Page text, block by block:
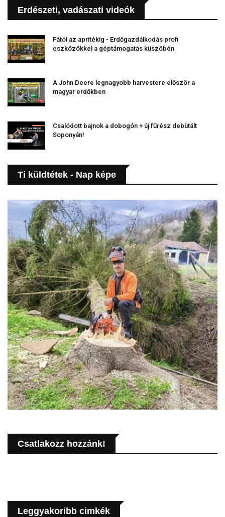
Erdészeti, vadászati videók
Fától az aprítékig - Erdőgazdálkodás profi
eszközökkel a géptámogatás küszöbén
A John Deere legnagyobb harvestere először a
magyar erdőkben
Csalódott bajnok a dobogón + új fűrész debütált
Soponyán!
Ti küldtétek - Nap képe
Csatlakozz hozzánk!
Leggyakoribb cimkék